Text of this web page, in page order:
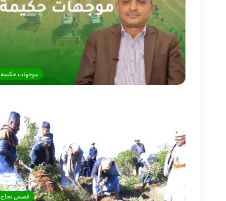
موجهات حكيمة
قصص نجاح